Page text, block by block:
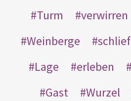
Turm
verwirren
Weinberge
schlief
Lage
erleben
Gast
Wurzel